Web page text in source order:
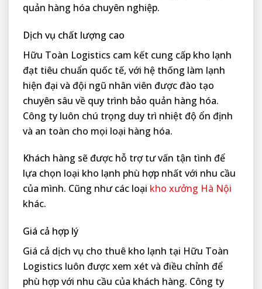
quản hàng hóa chuyên nghiệp.
Dịch vụ chất lượng cao
Hữu Toàn Logistics cam kết cung cấp kho lạnh
đạt tiêu chuẩn quốc tế, với hệ thống làm lạnh
hiện đại và đội ngũ nhân viên được đào tạo
chuyên sâu về quy trình bảo quản hàng hóa.
Công ty luôn chú trọng duy trì nhiệt độ ổn định
và an toàn cho mọi loại hàng hóa.
Khách hàng sẽ được hỗ trợ tư vấn tận tình để
lựa chọn loại kho lạnh phù hợp nhất với nhu cầu
của mình. Cũng như các loại kho xưởng Hà Nội
khác.
Giá cả hợp lý
Giá cả dịch vụ cho thuê kho lạnh tại Hữu Toàn
Logistics luôn được xem xét và điều chỉnh để
phù hợp với nhu cầu của khách hàng. Công ty